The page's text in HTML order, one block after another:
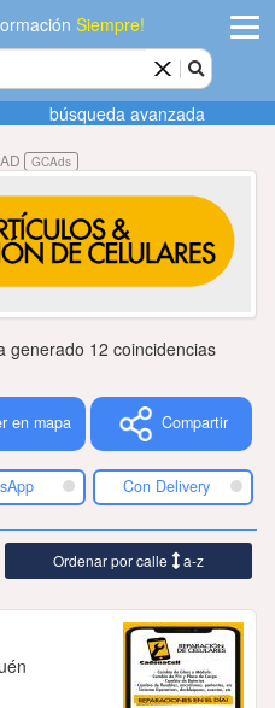
Siempre!
Agregar
empresa
Actualizar
datos
Publicidad
Tiendacores
Contactenos
búsqueda avanzada
GCAds
generado 12 coincidencias
en mapa Compartir
Con Delivery
Ordenar por calle a-z